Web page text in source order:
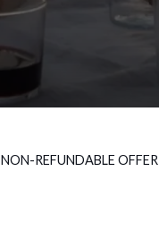
NON-REFUNDABLE OFFER